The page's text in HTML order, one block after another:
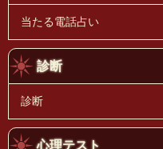
当たる電話占い
診断
診断
心理テスト